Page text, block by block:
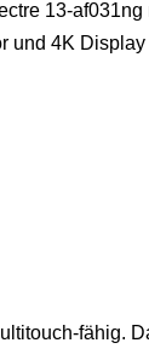
fähig.